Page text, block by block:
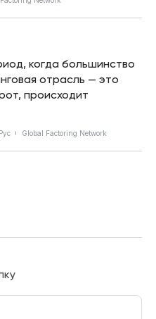
когда большинство
отрасль — это
происходит
Global Factoring Network